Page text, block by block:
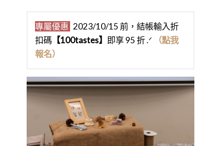
專屬優惠 2023/10/15 前，結帳輸入折
扣碼 【100tastes】 即享 95 折 .ᐟ
（點我
報名）